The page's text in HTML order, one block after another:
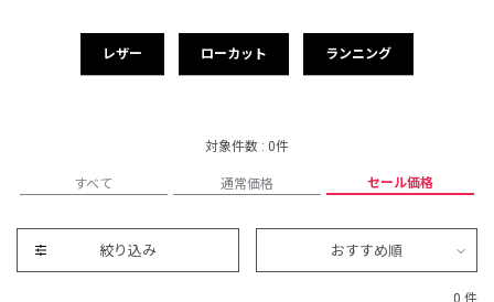
レザー ローカット ランニング
対象件数 : 0件
すべて 通常価格 セール価格
絞り込み おすすめ順
0 件